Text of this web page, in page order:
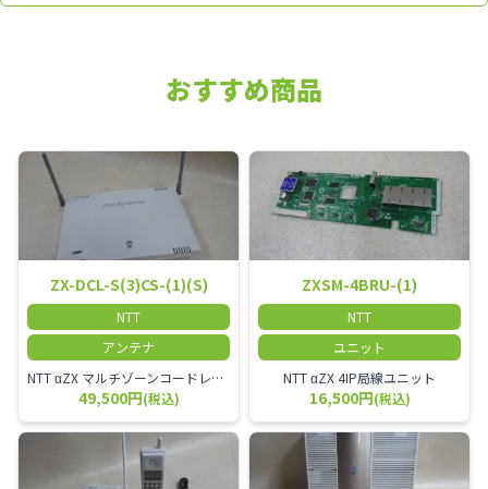
おすすめ商品
ZX-DCL-S(3)CS-(1)(S)
NTT
アンテナ
NTT αZX マルチゾーンコードレススター増設アンテナ
49,500円(税込)
ZXSM-4BRU-(1)
NTT
ユニット
NTT αZX 4IP局線ユニット
16,500円(税込)